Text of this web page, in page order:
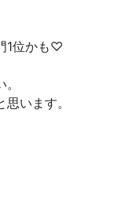
1位かも♡
います。